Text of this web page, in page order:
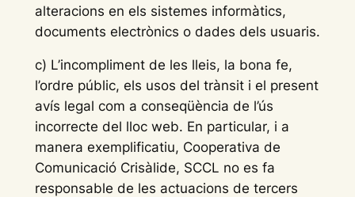
alteracions en els sistemes informàtics,
documents electrònics o dades dels usuaris.
c) L’incompliment de les lleis, la bona fe,
l’ordre públic, els usos del trànsit i el present
avís legal com a conseqüència de l’ús
incorrecte del lloc web. En particular, i a
manera exemplificatiu, Cooperativa de
Comunicació Crisàlide, SCCL no es fa
responsable de les actuacions de tercers